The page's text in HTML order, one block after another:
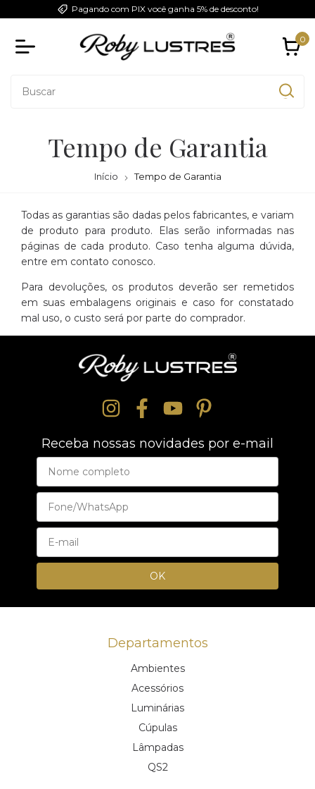
Pagando com PIX você ganha 5% de desconto!
0
Tempo de Garantia
Início Tempo de Garantia
Todas as garantias são dadas pelos fabricantes, e variam
de produto para produto. Elas serão informadas nas
páginas de cada produto. Caso tenha alguma dúvida,
entre em contato conosco.
Para devoluções, os produtos deverão ser remetidos
em suas embalagens originais e caso for constatado
mal uso, o custo será por parte do comprador.
Receba nossas novidades por e-mail
Departamentos
Ambientes
Acessórios
Luminárias
Cúpulas
Lâmpadas
QS2